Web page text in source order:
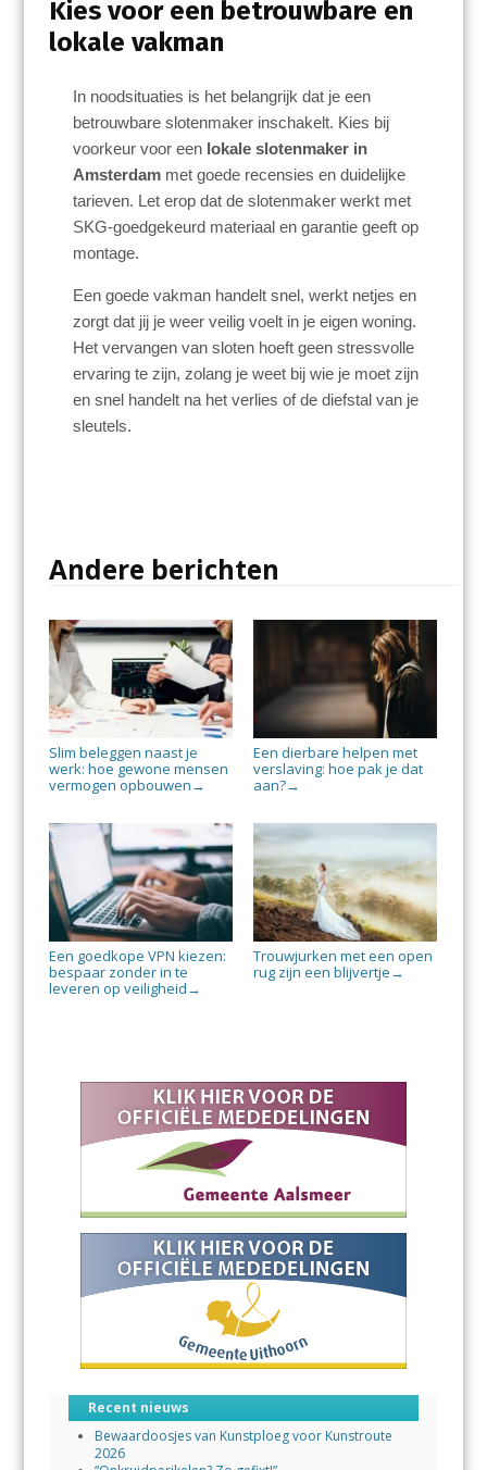
Kies voor een betrouwbare en
lokale vakman
In noodsituaties is het belangrijk dat je een
betrouwbare slotenmaker inschakelt. Kies bij
voorkeur voor een lokale slotenmaker in
Amsterdam met goede recensies en duidelijke
tarieven. Let erop dat de slotenmaker werkt met
SKG-goedgekeurd materiaal en garantie geeft op
montage.
Een goede vakman handelt snel, werkt netjes en
zorgt dat jij je weer veilig voelt in je eigen woning.
Het vervangen van sloten hoeft geen stressvolle
ervaring te zijn, zolang je weet bij wie je moet zijn
en snel handelt na het verlies of de diefstal van je
sleutels.
Andere berichten
Slim beleggen naast je
werk: hoe gewone mensen
vermogen opbouwen →
Een dierbare helpen met
verslaving: hoe pak je dat
aan?→
Een goedkope VPN kiezen:
bespaar zonder in te
leveren op veiligheid →
Trouwjurken met een open
rug zijn een blijvertje →
Recent nieuws
Bewaardoosjes van Kunstploeg voor Kunstroute
2026